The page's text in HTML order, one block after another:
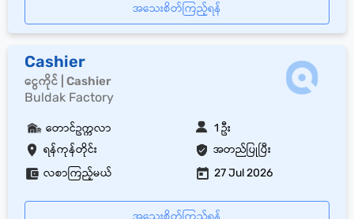
အသေးစိတ်ကြည့်ရန်
Cashier
ငွေကိုင် | Cashier
Buldak Factory
ရန်ကုန်တိုင်း အတည်ပြုပြီး
တောင်ဥက္ကလာ 1 ဦး
လစာကြည့်မယ် 27 Jul 2026
အသေးစိတ်ကြည့်ရန်